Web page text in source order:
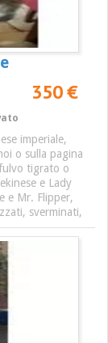
350 €
imperiale,
o sulla pagina
tigrato o
e Lady
e Mr. Flipper,
sverminati,